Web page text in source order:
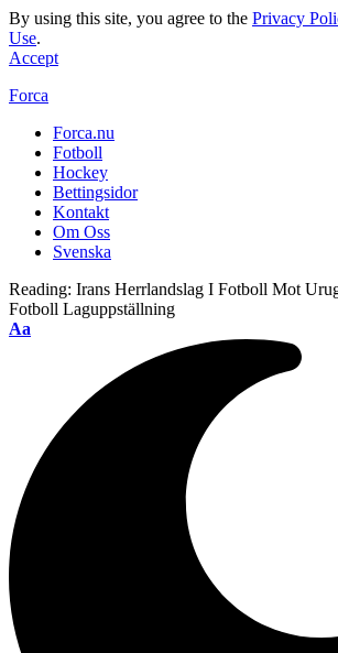
By using this site, you agree to the Privacy
Use.
Accept
Forca
Forca.nu
Fotboll
Hockey
Bettingsidor
Kontakt
Om Oss
Svenska
Reading: Irans Herrlandslag I Fotboll Mot
Fotboll Laguppställning
Aa